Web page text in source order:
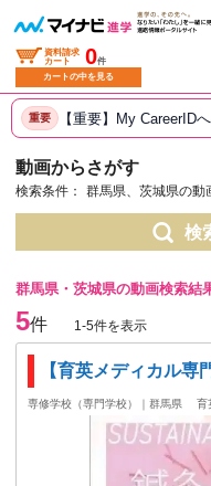
資料請求
カート
0件
カートの中を見る
重要 【重要】My CareerID
動画からさがす
検索条件： 群馬県、茨城県の動
検
群馬県・茨城県の動画検索結
5件 1-5件を表示
【育英メディカル
専修学校（専門学校）｜群馬県 育